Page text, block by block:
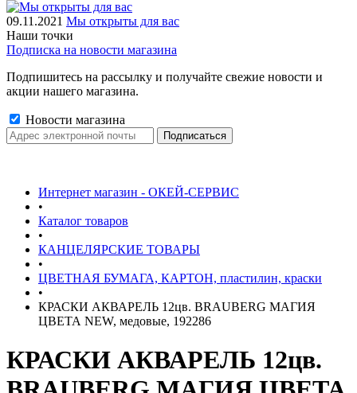
09.11.2021 Мы открыты для вас
Наши точки
Подписка на новости магазина
Подпишитесь на рассылку и получайте свежие новости и
акции нашего магазина.
Новости магазина
Интернет магазин - ОКЕЙ-СЕРВИС
•
Каталог товаров
•
КАНЦЕЛЯРСКИЕ ТОВАРЫ
•
ЦВЕТНАЯ БУМАГА, КАРТОН, пластилин, краски
•
КРАСКИ АКВАРЕЛЬ 12цв. BRAUBERG МАГИЯ
ЦВЕТА NEW, медовые, 192286
КРАСКИ АКВАРЕЛЬ 12цв.